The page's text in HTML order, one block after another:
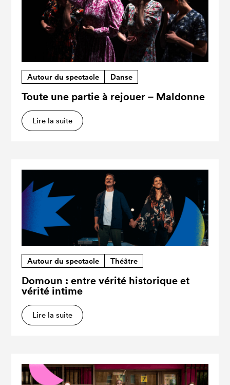
Autour du spectacle Danse
Toute une partie à rejouer – Maldonne
Lire la suite
Autour du spectacle Théâtre
Domoun : entre vérité historique et
vérité intime
Lire la suite